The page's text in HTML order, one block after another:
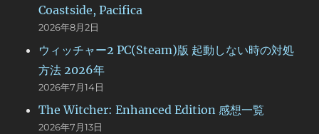
Coastside, Pacifica
2026年8月2日
ウィッチャー2 PC(Steam)版 起動しない時の対処
方法 2026年
2026年7月14日
The Witcher: Enhanced Edition 感想一覧
2026年7月13日